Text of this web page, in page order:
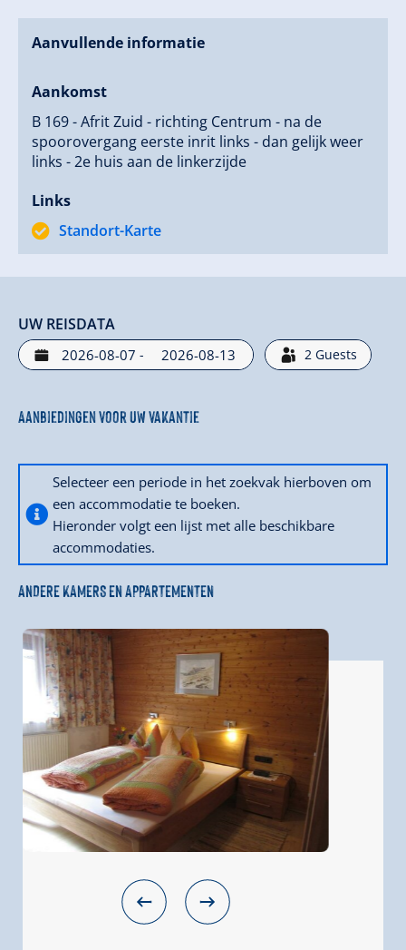
Aanvullende informatie
Aankomst
B 169 - Afrit Zuid - richting Centrum - na de
spoorovergang eerste inrit links - dan gelijk weer
links - 2e huis aan de linkerzijde
Links
Standort-Karte
UW REISDATA
- 2 Guests
Aanbiedingen voor uw vakantie
Selecteer een periode in het zoekvak hierboven om
een accommodatie te boeken.
Hieronder volgt een lijst met alle beschikbare
accommodaties.
ANDERE KAMERS EN APPARTEMENTEN